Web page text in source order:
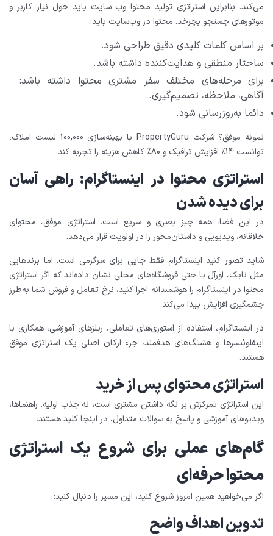
می‌کند. بنابراین استراتژی تولید محتوا وب سایت باید حول نیاز کاربر و
موتورهای جستجو بچرخد. محتوا در وب‌سایت باید:
بر اساس کلمات کلیدی دقیق طراحی شود.
ساختار منطقی و هدایت‌کننده داشته باشد.
برای مرحله‌های مختلف سفر مشتری محتوا داشته باشد:
آگاهی، ملاحظه، تصمیم‌گیری.
دائما به‌روزرسانی شود.
نمونه موفق؟ شرکت PropertyGuru با بهینه‌سازی 100,000 لیست املاک،
توانست 14٪ افزایش ترافیک و 80٪ کاهش هزینه را تجربه کند.
استراتژی محتوا در اینستاگرام: راهی آسان
برای دیده شدن
در این فضا، همه چیز بصری و سریع است. استراتژی موفق، محتوای
خلاقانه، ویدیویی و داستان‌محور را در اولویت قرار می‌دهد.
شاید تصور کنید اینستاگرام فقط جایی برای سرگرمی است. اما برندهایی
مثل نایک، اورآل یا حتی فروشگاه‌های محلی نشان داده‌اند که اگر استراتژی
محتوا در اینستاگرام را هوشمندانه اجرا کنید، نرخ تعامل و فروش شما به‌طرز
چشمگیری افزایش پیدا می‌کند.
در اینستاگرام، استفاده از استوری‌های تعاملی، ریلزهای آموزشی، همکاری با
اینفلوئنسرها و هشتگ‌های هدفمند، جزء ارکان اصلی یک استراتژی موفق
هستند.
استراتژی محتوای پس از خرید
این استراتژی تمرکزش بر نگه داشتن مشتری است، نه جذب اولیه. راهنماها،
ویدیوهای آموزشی و پاسخ‌ به سوالات متداول، در اینجا کلید هستند.
گام‌های عملی برای شروع یک استراتژی
محتوا حرفه‌ای
اگر می‌خواهید همین امروز شروع کنید، این مسیر را دنبال کنید:
تدوین اهداف واضح